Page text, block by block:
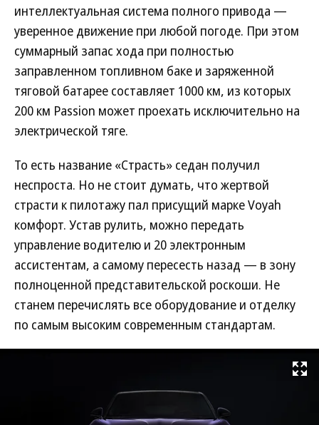
интеллектуальная система полного привода —
уверенное движение при любой погоде. При этом
суммарный запас хода при полностью
заправленном топливном баке и заряженной
тяговой батарее составляет 1000 км, из которых
200 км Passion может проехать исключительно на
электрической тяге.
То есть название «Страсть» седан получил
неспроста. Но не стоит думать, что жертвой
страсти к пилотажу пал присущий марке Voyah
комфорт. Устав рулить, можно передать
управление водителю и 20 электронным
ассистентам, а самому пересесть назад — в зону
полноценной представительской роскоши. Не
станем перечислять все оборудование и отделку
по самым высоким современным стандартам.
Развернуть